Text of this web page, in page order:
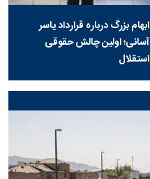
ابهام بزرگ درباره قرارداد یاسر
آسانی؛ اولین چالش حقوقی
استقلال